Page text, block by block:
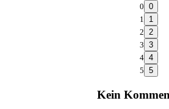
0
1
2
3
4
5
Kein